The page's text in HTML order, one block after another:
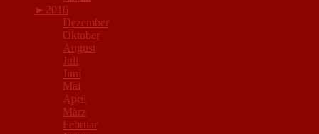
► 2016
Dezember
Oktober
August
Juli
Juni
Mai
April
März
Februar